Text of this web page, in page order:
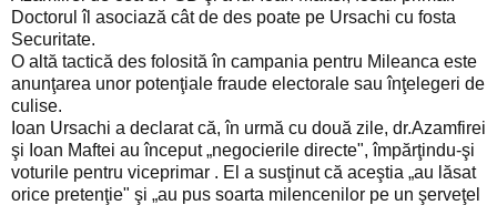
Doctorul îl asociază cât de des poate pe Ursachi cu fosta
Securitate.
O altă tactică des folosită în campania pentru Mileanca este
anunţarea unor potenţiale fraude electorale sau înţelegeri de
culise.
Ioan Ursachi a declarat că, în urmă cu două zile, dr.Azamfirei
şi Ioan Maftei au început „negocierile directe", împărţindu-şi
voturile pentru viceprimar . El a susţinut că aceştia „au lăsat
orice pretenţie" şi „au pus soarta milencenilor pe un şerveţel